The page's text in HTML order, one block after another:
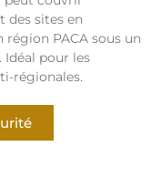
des sites en
région PACA sous un
pour les
régionales.